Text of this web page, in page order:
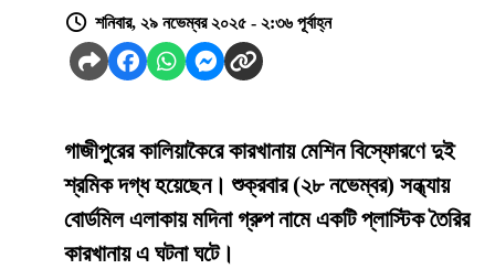
শনিবার, ২৯ নভেম্বর ২০২৫ - ২:৩৬ পূর্বাহ্ন
গাজীপুরের কালিয়াকৈরে কারখানায় মেশিন বিস্ফোরণে দুই
শ্রমিক দগ্ধ হয়েছেন। শুক্রবার (২৮ নভেম্বর) সন্ধ্যায়
বোর্ডমিল এলাকায় মদিনা গ্রুপ নামে একটি প্লাস্টিক তৈরির
কারখানায় এ ঘটনা ঘটে।